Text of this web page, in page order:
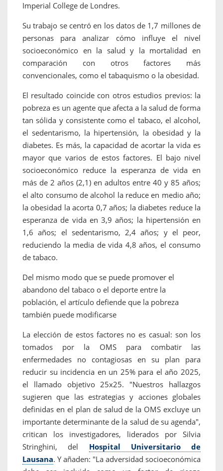
Imperial College de Londres.
Su trabajo se centró en los datos de 1,7 millones de
personas para analizar cómo influye el nivel
socioeconómico en la salud y la mortalidad en
comparación con otros factores más
convencionales, como el tabaquismo o la obesidad.
El resultado coincide con otros estudios previos: la
pobreza es un agente que afecta a la salud de forma
tan sólida y consistente como el tabaco, el alcohol,
el sedentarismo, la hipertensión, la obesidad y la
diabetes. Es más, la capacidad de acortar la vida es
mayor que varios de estos factores. El bajo nivel
socioeconómico reduce la esperanza de vida en
más de 2 años (2,1) en adultos entre 40 y 85 años;
el alto consumo de alcohol la reduce en medio año;
la obesidad la acorta 0,7 años; la diabetes reduce la
esperanza de vida en 3,9 años; la hipertensión en
1,6 años; el sedentarismo, 2,4 años; y el peor,
reduciendo la media de vida 4,8 años, el consumo
de tabaco.
Del mismo modo que se puede promover el
abandono del tabaco o el deporte entre la
población, el artículo defiende que la pobreza
también puede modificarse
La elección de estos factores no es casual: son los
tomados por la OMS para combatir las
enfermedades no contagiosas en su plan para
reducir su incidencia en un 25% para el año 2025,
el llamado objetivo 25x25. "Nuestros hallazgos
sugieren que las estrategias y acciones globales
definidas en el plan de salud de la OMS excluye un
importante determinante de la salud de su agenda",
critican los investigadores, liderados por Silvia
Stringhini, del Hospital Universitario de
Lausana. Y añaden: "La adversidad socioeconómica